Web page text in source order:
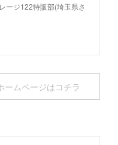
ージ122特販部(埼玉県さ
ームページはコチラ